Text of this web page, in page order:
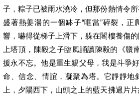
子，粽子已被雨水澆冷，但那份熱情令
盛著熱姜湯的一個缽子“哐當”碎裂，正
響，嚇得從梯子上滑下，躲在閣樓養傷
上塔頂，陳毅之子臨風誦讀陳毅的《贛
援永不忘。他是重生親父母，我是斗爭
命、信念、情誼，凝聚為塔。它靜靜地
上，夕陽西下，山頭之上的藍天拂過片